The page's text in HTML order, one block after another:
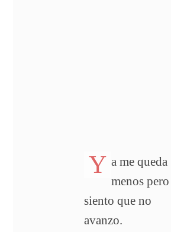
Y a me queda
menos pero
siento que no
avanzo.